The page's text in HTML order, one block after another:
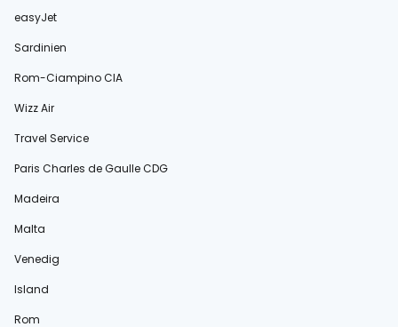
easyJet
Sardinien
Rom-Ciampino CIA
Wizz Air
Travel Service
Paris Charles de Gaulle CDG
Madeira
Malta
Venedig
Island
Rom